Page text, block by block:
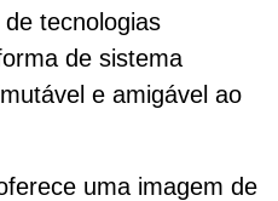
tecnologias
de sistema
e amigável ao
uma imagem de